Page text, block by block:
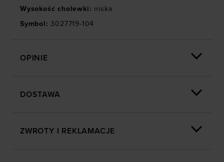
wyświetlania, przeprowadzania badań analitycznych,
znajdziesz w naszej
oraz sekcji
Wysokość cholewki: niska
Symbol: 3027719-104
OPINIE
DOSTAWA
ZWROTY I REKLAMACJE